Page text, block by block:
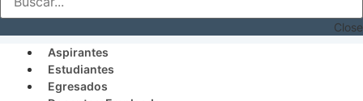
Close
Aspirantes
Estudiantes
Egresados